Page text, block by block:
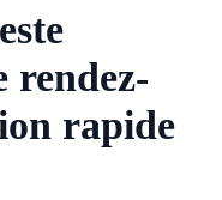
rendez-
rapide